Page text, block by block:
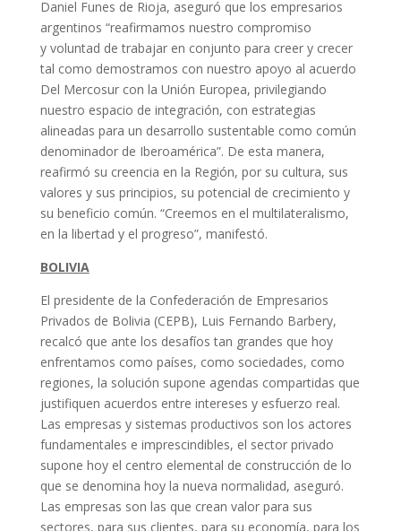
Daniel Funes de Rioja, aseguró que los empresarios
argentinos “reafirmamos nuestro compromiso
y voluntad de trabajar en conjunto para creer y crecer
tal como demostramos con nuestro apoyo al acuerdo
Del Mercosur con la Unión Europea, privilegiando
nuestro espacio de integración, con estrategias
alineadas para un desarrollo sustentable como común
denominador de Iberoamérica”. De esta manera,
reafirmó su creencia en la Región, por su cultura, sus
valores y sus principios, su potencial de crecimiento y
su beneficio común. “Creemos en el multilateralismo,
en la libertad y el progreso”, manifestó.
BOLIVIA
El presidente de la Confederación de Empresarios
Privados de Bolivia (CEPB), Luis Fernando Barbery,
recalcó que ante los desafíos tan grandes que hoy
enfrentamos como países, como sociedades, como
regiones, la solución supone agendas compartidas que
justifiquen acuerdos entre intereses y esfuerzo real.
Las empresas y sistemas productivos son los actores
fundamentales e imprescindibles, el sector privado
supone hoy el centro elemental de construcción de lo
que se denomina hoy la nueva normalidad, aseguró.
Las empresas son las que crean valor para sus
sectores, para sus clientes, para su economía, para los